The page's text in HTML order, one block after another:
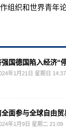
组织和世界青年
国德国陷入经济“
年1月21日 星期日 14:37
全面参与全球自由贸
年1月9日 星期二 21:09